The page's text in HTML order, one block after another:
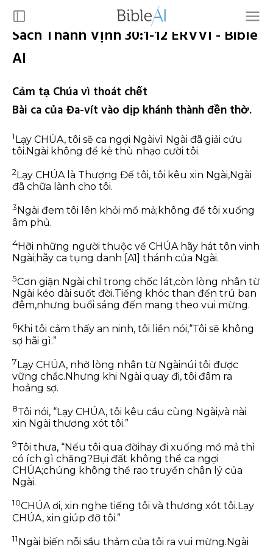
Sách Thánh Vịnh 30:1-12 ERVVI - Bible
AI
Cảm tạ Chúa vì thoát chết
Bài ca của Đa-vít vào dịp khánh thành đền thờ.
1Lạy CHÚA, tôi sẽ ca ngợi Ngàivì Ngài đã giải cứu
tôi.Ngài không để kẻ thù nhạo cười tôi.
2 Lạy CHÚA là Thượng Đế tôi, tôi kêu xin Ngài,Ngài
đã chữa lành cho tôi.
3 Ngài đem tôi lên khỏi mồ mả; không để tôi xuống
âm phủ.
4Hỡi những người thuộc về CHÚA hãy hát tôn vinh
Ngài; hãy ca tụng danh [A1] thánh của Ngài.
5Cơn giận Ngài chỉ trong chốc lát,còn lòng nhân từ
Ngài kéo dài suốt đời.Tiếng khóc than đến trú ban
đêm,nhưng buổi sáng đến mang theo vui mừng.
6Khi tôi cảm thấy an ninh, tôi liền nói,“Tôi sẽ không
sợ hãi gì.”
7Lạy CHÚA, nhờ lòng nhân từ Ngàinúi tôi được
vững chắc.Nhưng khi Ngài quay đi, tôi đâm ra
hoảng sợ.
8Tôi nói, “Lạy CHÚA, tôi kêu cầu cùng Ngài,và nài
xin Ngài thương xót tôi.”
9Tôi thưa, “Nếu tôi qua đời hay đi xuống mồ mả thì
có ích gì chăng? Bụi đất không thể ca ngợi
CHÚA;chúng không thể rao truyền chân lý của
Ngài.
10CHÚA ơi, xin nghe tiếng tôi và thương xót tôi.Lạy
CHÚA, xin giúp đỡ tôi.”
11Ngài biến nỗi sầu thảm của tôi ra vui mừng.Ngài